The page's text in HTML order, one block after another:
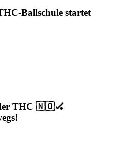
Ballschule startet
THC 🇳🇴🏑